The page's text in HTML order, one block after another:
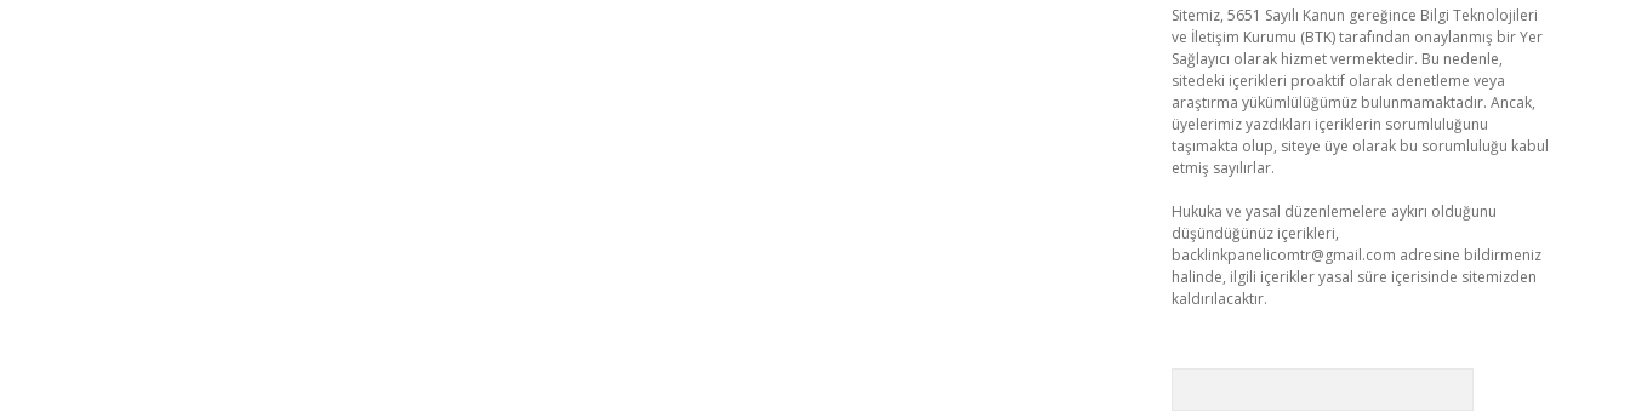
Sitemiz, 5651 Sayılı Kanun gereğince Bilgi Teknolojileri
ve İletişim Kurumu (BTK) tarafından onaylanmış bir Yer
Sağlayıcı olarak hizmet vermektedir. Bu nedenle,
sitedeki içerikleri proaktif olarak denetleme veya
araştırma yükümlülüğümüz bulunmamaktadır. Ancak,
üyelerimiz yazdıkları içeriklerin sorumluluğunu
taşımakta olup, siteye üye olarak bu sorumluluğu kabul
etmiş sayılırlar.
Hukuka ve yasal düzenlemelere aykırı olduğunu
düşündüğünüz içerikleri,
backlinkpanelicomtr@gmail.com adresine bildirmeniz
halinde, ilgili içerikler yasal süre içerisinde sitemizden
kaldırılacaktır.